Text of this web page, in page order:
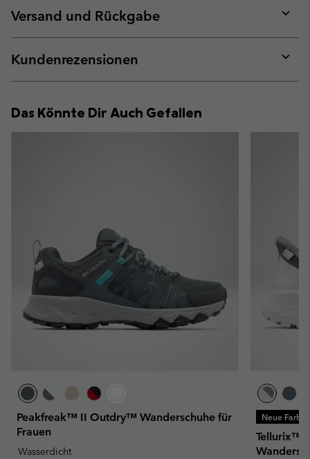
Versand und Rückgabe
or
Kundenrezensionen
or
Das Könnte Dir Auch Gefallen
Peakfreak™ II Outdry™ Wanderschuhe für
Frauen
Wasserdicht
Neue
Tellurix™